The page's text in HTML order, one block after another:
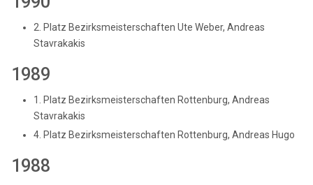
2. Platz Bezirksmeisterschaften Ute Weber, Andreas
Stavrakakis
1989
1. Platz Bezirksmeisterschaften Rottenburg, Andreas
Stavrakakis
4. Platz Bezirksmeisterschaften Rottenburg, Andreas Hugo
1988